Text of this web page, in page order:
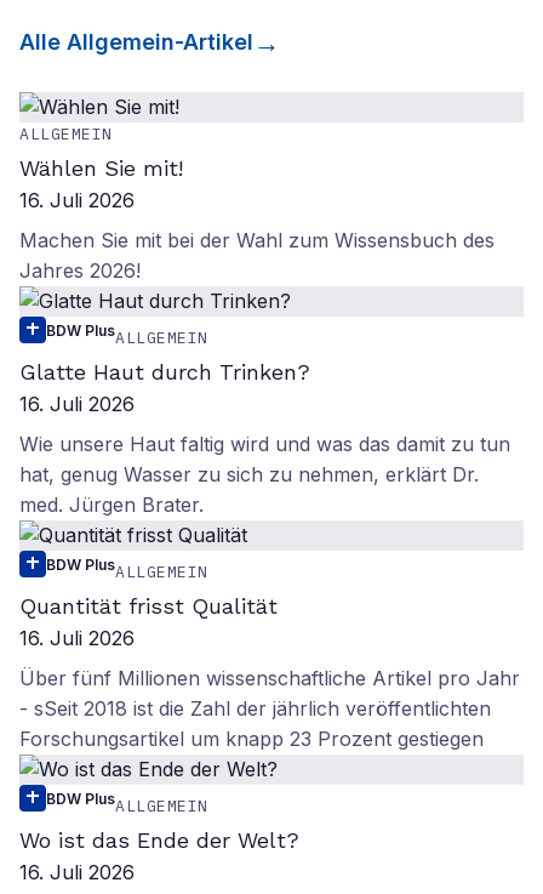
Alle Allgemein-Artikel
ALLGEMEIN
Wählen Sie mit!
16. Juli 2026
Machen Sie mit bei der Wahl zum Wissensbuch des
Jahres 2026!
BDW PlusALLGEMEIN
Glatte Haut durch Trinken?
16. Juli 2026
Wie unsere Haut faltig wird und was das damit zu tun
hat, genug Wasser zu sich zu nehmen, erklärt Dr.
med. Jürgen Brater.
BDW PlusALLGEMEIN
Quantität frisst Qualität
16. Juli 2026
Über fünf Millionen wissenschaftliche Artikel pro Jahr
- sSeit 2018 ist die Zahl der jährlich veröffentlichten
Forschungsartikel um knapp 23 Prozent gestiegen
BDW PlusALLGEMEIN
Wo ist das Ende der Welt?
16. Juli 2026